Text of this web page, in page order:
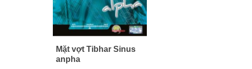
Mặt vợt Tibhar Sinus
anpha